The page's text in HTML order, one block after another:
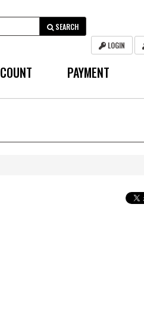
SEARCH
LOGIN
PAYMENT